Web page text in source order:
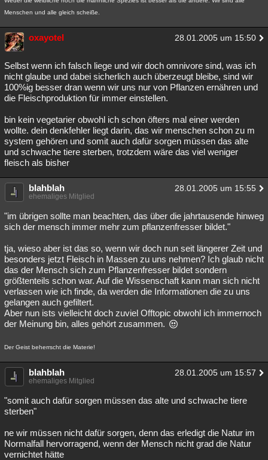
Menschen und alle gleich scheiße.
oxayotel 28.01.2005 um 15:50
Selbst wenn ich falsch liege und wir doch omnivore sind, was ich
nicht glaube und dabei sicherlich auch überzeugt bleibe, sind wir
100%ig besser dran wenn wir uns nur von Pflanzen ernähren und
die Fleischproduktion für immer einstellen.
bin kein vegetarier obwohl ich schon öfters mal einer werden
wollte. dein denkfehler liegt darin, das wir menschen schon zu m
system gehören und somit auch dafür sorgen müssen das alte
und schwache tiere sterben, trotzdem wäre das viel weniger
fleisch als bisher
blahblah 28.01.2005 um 15:55
ehemaliges Mitglied
"im übrigen sollte man beachten, das über die jahrtausende hinweg
sich der mensch immer mehr zum pflanzenfresser bildet."
tja, wieso aber ist das so, wenn wir doch nun seit längerer Zeit und
besonders jetzt Fleisch in Massen zu uns nehmen? Ich glaub nicht
das der Mensch sich zum Pflanzenfresser bildet sondern
größtenteils schon war. Auf die Wissenschaft kann man sich nicht
verlassen wie ich finde, da werden die Informationen die zu uns
gelangen auch gefiltert.
Aber nun ists vielleicht doch zuviel Offtopic obwohl ich immernoch
der Meinung bin, alles gehört zusammen.
Der Geist beherrscht die Materie!
blahblah 28.01.2005 um 15:57
ehemaliges Mitglied
"somit auch dafür sorgen müssen das alte und schwache tiere
sterben"
ne wir müssen nicht dafür sorgen, denn das erledigt die Natur im
Normalfall hervorragend, wenn der Mensch nicht grad die Natur
vernichtet hätte